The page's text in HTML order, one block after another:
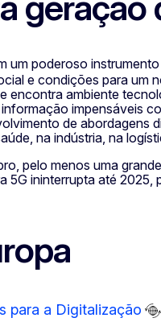
um poderoso
e condições para um
ambiente
impensáveis
de
na indústria, na
pelo menos uma
5G ininterrupta até
para a Digitalização